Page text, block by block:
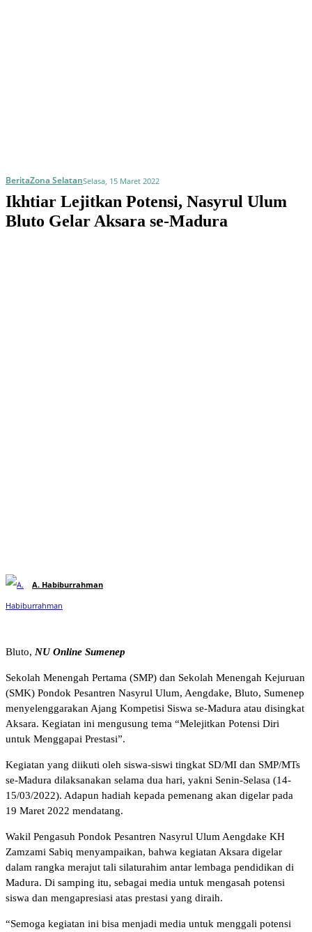
BeritaZona SelatanSelasa, 15 Maret 2022
Ikhtiar Lejitkan Potensi, Nasyrul Ulum
Bluto Gelar Aksara se-Madura
A. Habiburrahman
Bluto, NU Online Sumenep
Sekolah Menengah Pertama (SMP) dan Sekolah Menengah Kejuruan
(SMK) Pondok Pesantren Nasyrul Ulum, Aengdake, Bluto, Sumenep
menyelenggarakan Ajang Kompetisi Siswa se-Madura atau disingkat
Aksara. Kegiatan ini mengusung tema “Melejitkan Potensi Diri
untuk Menggapai Prestasi”.
Kegiatan yang diikuti oleh siswa-siswi tingkat SD/MI dan SMP/MTs
se-Madura dilaksanakan selama dua hari, yakni Senin-Selasa (14-
15/03/2022). Adapun hadiah kepada pemenang akan digelar pada
19 Maret 2022 mendatang.
Wakil Pengasuh Pondok Pesantren Nasyrul Ulum Aengdake KH
Zamzami Sabiq menyampaikan, bahwa kegiatan Aksara digelar
dalam rangka merajut tali silaturahim antar lembaga pendidikan di
Madura. Di samping itu, sebagai media untuk mengasah potensi
siswa dan mengapresiasi atas prestasi yang diraih.
“Semoga kegiatan ini bisa menjadi media untuk menggali potensi